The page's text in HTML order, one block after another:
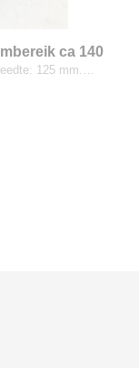
ca 140
125 mm.…